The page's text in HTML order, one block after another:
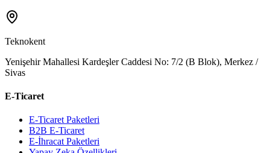
Teknokent
Yenişehir Mahallesi Kardeşler Caddesi No: 7/2 (B Blok), Merkez /
Sivas
E-Ticaret
E-Ticaret Paketleri
B2B E-Ticaret
E-İhracat Paketleri